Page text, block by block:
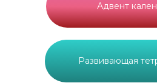
Развивающая
Адвент